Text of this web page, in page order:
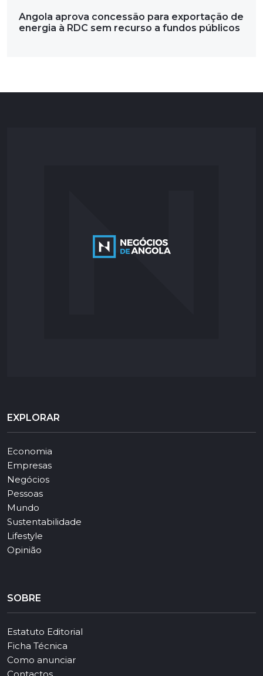
Angola aprova concessão para exportação de
energia à RDC sem recurso a fundos públicos
EXPLORAR
Economia
Empresas
Negócios
Pessoas
Mundo
Sustentabilidade
Lifestyle
Opinião
SOBRE
Estatuto Editorial
Ficha Técnica
Como anunciar
Contactos